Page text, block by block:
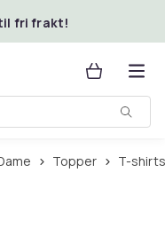
til fri frakt!
Dame Topper T-shirts